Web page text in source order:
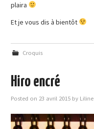
plaira
Et je vous dis à bientôt
Croquis
Hiro encré
Posted on 23 avril 2015 by Liline